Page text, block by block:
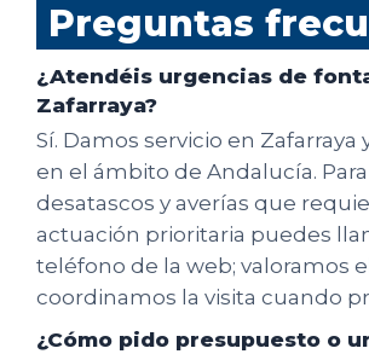
Preguntas
¿Atendéis urgencias de
Zafarraya?
Sí. Damos servicio en Zafarraya
en el ámbito de Andalucía.
desatascos y averías que
actuación prioritaria puedes
teléfono de la web; valoramos
coordinamos la visita cuando
¿Cómo pido presupuesto o